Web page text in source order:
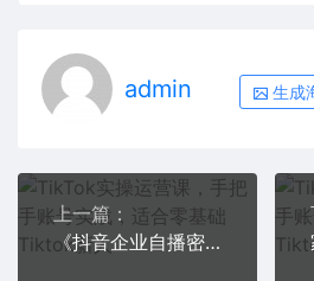
admin 生成
上一篇：
《抖音企业自播密训班》，把直播间打造成你的赚钱机器